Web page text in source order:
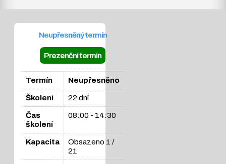
Neupřesněný termín
Prezenční termín
Termín Neupřesněno
Školení 22 dní
Čas
školení
08:00 - 14:30
Kapacita Obsazeno 1 /
21